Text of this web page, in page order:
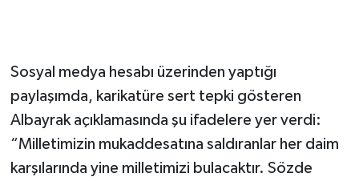
Sosyal medya hesabı üzerinden yaptığı
paylaşımda, karikatüre sert tepki gösteren
Albayrak açıklamasında şu ifadelere yer verdi:
“Milletimizin mukaddesatına saldıranlar her daim
karşılarında yine milletimizi bulacaktır. Sözde